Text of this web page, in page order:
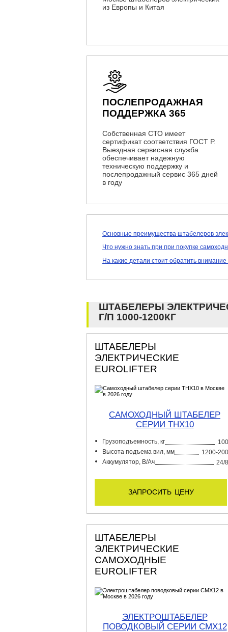
из Европы и Китая
ПОСЛЕПРОДАЖНАЯ
ПОДДЕРЖКА 365
Собственная СТО имеет
сертификат соответствия ГОСТ Р.
Выездная сервисная служба
обеспечивает надежную
техническую поддержку и
послепродажный сервис 365 дней
в году
Основные преимущества штабелеров
Что нужно знать при при покупке
На какие детали стоит обратить
ШТАБЕЛЕРЫ
Г/П 1000-1200КГ
ШТАБЕЛЕРЫ
ЭЛЕКТРИЧЕСКИЕ
EUROLIFTER
САМОХОДНЫЙ ШТАБЕЛЕР
СЕРИИ THX10
Грузоподъемность, кг
Высота подъема вил, мм
1200-
Аккумулятор, В/Ач
24/
запросить цену
ШТАБЕЛЕРЫ
ЭЛЕКТРИЧЕСКИЕ
САМОХОДНЫЕ
EUROLIFTER
ЭЛЕКТРОШТАБЕЛЕР
ПОВОДКОВЫЙ CЕРИИ CMX12